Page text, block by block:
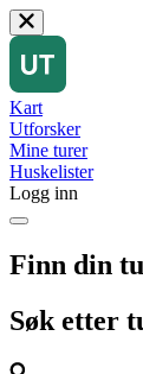
Kart
Utforsker
Mine turer
Huskelister
Logg inn
Finn din
Søk etter